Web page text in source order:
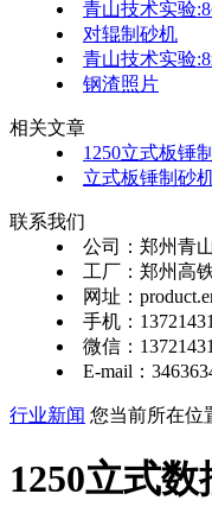
青山技术实验
对辊制砂机
青山技术实验
钢渣照片
相关文章
1250立式板锤
立式板锤制砂
联系我们
公司：郑州青
工厂：郑州高
网址：
手机：
微信：
E-mail：
行业新闻 您当前所在位
1250立式